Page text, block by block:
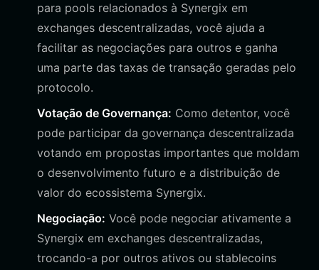
para pools relacionados à Synergix em
exchanges descentralizadas, você ajuda a
facilitar as negociações para outros e ganha
uma parte das taxas de transação geradas pelo
protocolo.
Votação de Governança: Como detentor, você
pode participar da governança descentralizada
votando em propostas importantes que moldam
o desenvolvimento futuro e a distribuição de
valor do ecossistema Synergix.
Negociação: Você pode negociar ativamente a
Synergix em exchanges descentralizadas,
trocando-a por outros ativos ou stablecoins